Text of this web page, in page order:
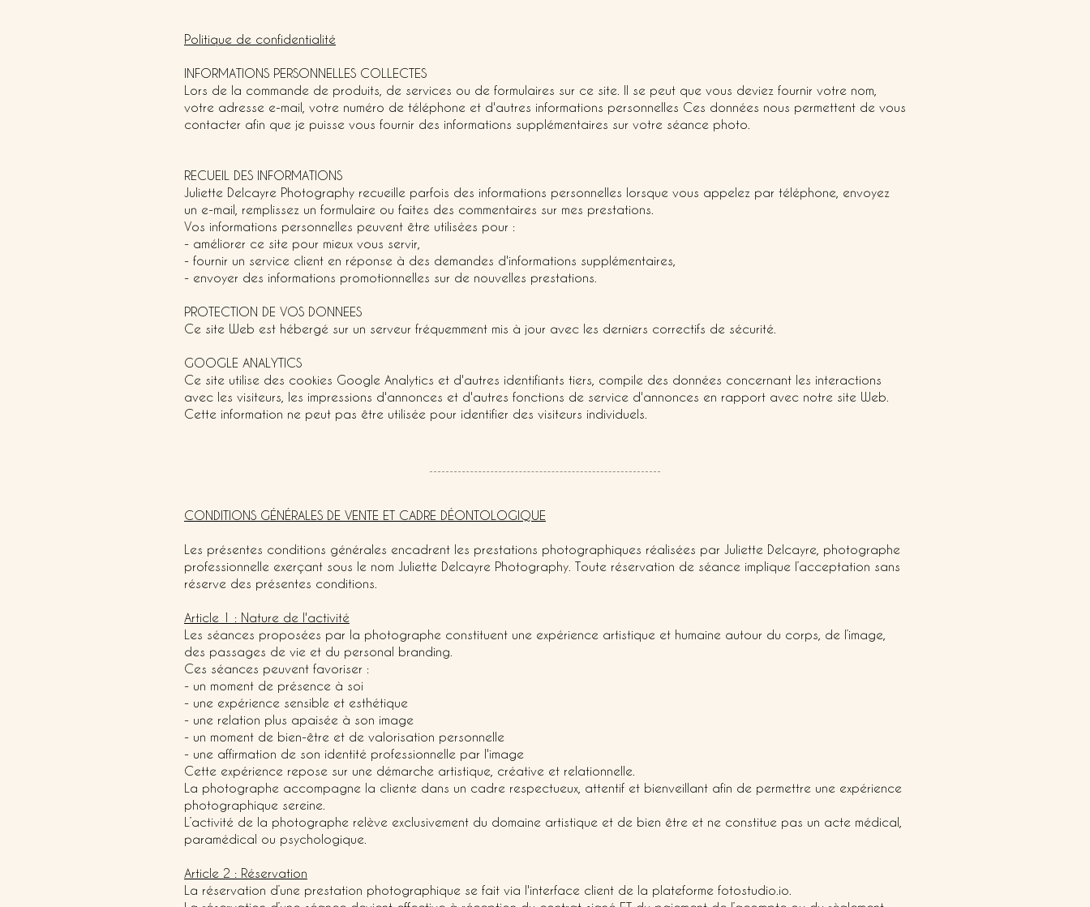
Politique de confidentialité
INFORMATIONS PERSONNELLES COLLECTES
Lors de la commande de produits, de services ou de formulaires sur ce site. Il se peut que vous deviez fournir votre nom,
votre adresse e-mail, votre numéro de téléphone et d'autres informations personnelles Ces données nous permettent de vous
contacter afin que je puisse vous fournir des informations supplémentaires sur votre séance photo.
RECUEIL DES INFORMATIONS
Juliette Delcayre Photography recueille parfois des informations personnelles lorsque vous appelez par téléphone, envoyez
un e-mail, remplissez un formulaire ou faites des commentaires sur mes prestations.
Vos informations personnelles peuvent être utilisées pour :
- améliorer ce site pour mieux vous servir,
- fournir un service client en réponse à des demandes d'informations supplémentaires,
- envoyer des informations promotionnelles sur de nouvelles prestations.
PROTECTION DE VOS DONNEES
Ce site Web est hébergé sur un serveur fréquemment mis à jour avec les derniers correctifs de sécurité.
GOOGLE ANALYTICS
Ce site utilise des cookies Google Analytics et d'autres identifiants tiers, compile des données concernant les interactions
avec les visiteurs, les impressions d'annonces et d'autres fonctions de service d'annonces en rapport avec notre site Web.
Cette information ne peut pas être utilisée pour identifier des visiteurs individuels.
CONDITIONS GÉNÉRALES DE VENTE ET CADRE DÉONTOLOGIQUE
Les présentes conditions générales encadrent les prestations photographiques réalisées par Juliette Delcayre, photographe
professionnelle exerçant sous le nom Juliette Delcayre Photography. Toute réservation de séance implique l’acceptation sans
réserve des présentes conditions.
Article 1 : Nature de l'activité
Les séances proposées par la photographe constituent une expérience artistique et humaine autour du corps, de l’image,
des passages de vie et du personal branding.
Ces séances peuvent favoriser :
- un moment de présence à soi
- une expérience sensible et esthétique
- une relation plus apaisée à son image
- un moment de bien-être et de valorisation personnelle
- une affirmation de son identité professionnelle par l'image
Cette expérience repose sur une démarche artistique, créative et relationnelle.
La photographe accompagne la cliente dans un cadre respectueux, attentif et bienveillant afin de permettre une expérience
photographique sereine.
L’activité de la photographe relève exclusivement du domaine artistique et de bien être et ne constitue pas un acte médical,
paramédical ou psychologique.
Article 2 : Réservation
La réservation d’une prestation photographique se fait via l'interface client de la plateforme fotostudio.io.